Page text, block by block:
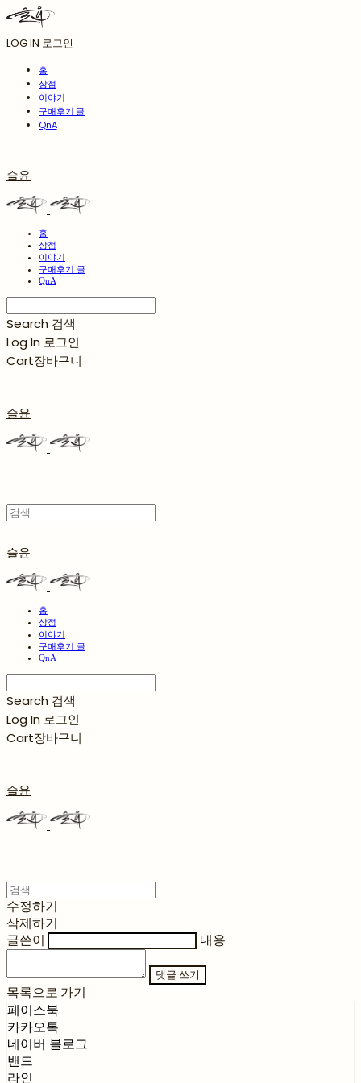
LOG IN 로그인
홈
상점
이야기
구매후기 글
QnA
슬윤
홈
상점
이야기
구매후기 글
QnA
Search 검색
Log In 로그인
Cart장바구니
슬윤
슬윤
홈
상점
이야기
구매후기 글
QnA
Search 검색
Log In 로그인
Cart장바구니
슬윤
수정하기
삭제하기
글쓴이
내용
댓글 쓰기
목록으로 가기
페이스북
카카오톡
네이버 블로그
밴드
라인